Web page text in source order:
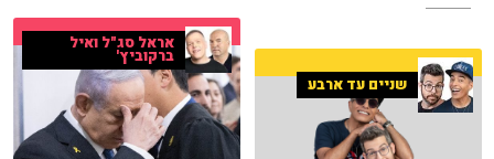
אראל סג"ל ואיל
ברקוביץ'
שניים עד ארבע